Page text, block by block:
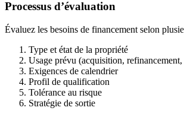
Processus d’évaluation
Évaluez les besoins de financement selon
Type et état de la propriété
Usage prévu (acquisition,
Exigences de calendrier
Profil de qualification
Tolérance au risque
Stratégie de sortie